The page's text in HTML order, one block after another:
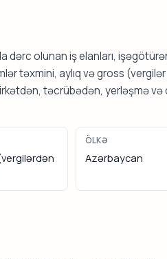
dərc olunan iş elanları,
təxmini, aylıq və gross
təcrübədən, yerləşmə və
ÖLKƏ
Azərbaycan